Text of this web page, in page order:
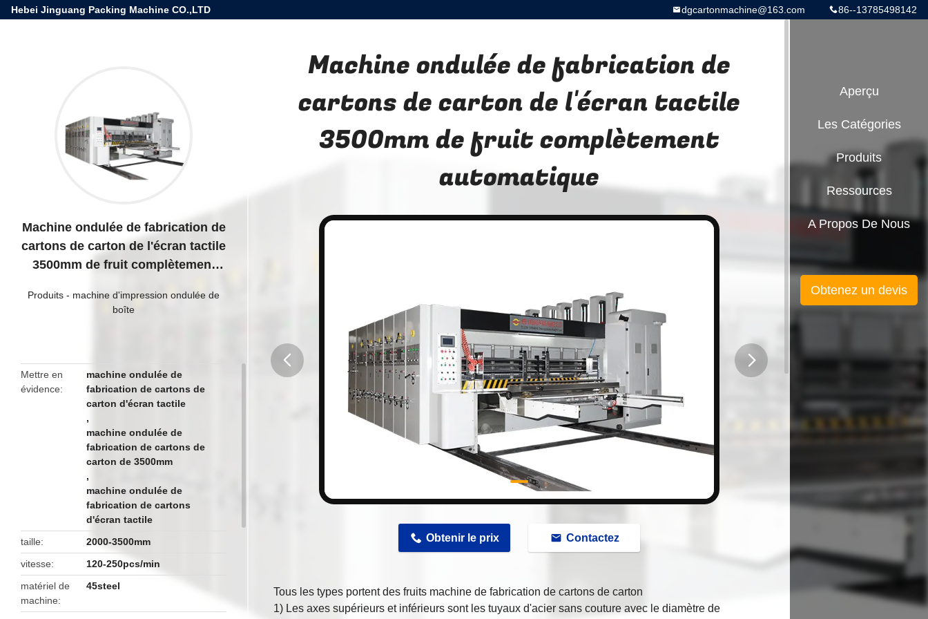
Hebei Jinguang Packing Machine CO.,LTD 86--13785498142
dgcartonmachine@163.com
Machine ondulée de fabrication de
cartons de carton de l'écran tactile
3500mm de fruit complètement
Produits - machine d'impression ondulée de
boîte
Mettre en
évidence
machine ondulée de
fabrication de cartons de
carton d'écran tactile
,
machine ondulée de
fabrication de cartons de
carton de 3500mm
,
machine ondulée de
fabrication de cartons
d'écran tactile
taille
2000-3500mm
vitesse
120-250pcs/min
matériel de
machine
45steel
Machine ondulée de fabrication de
cartons de carton de l'écran tactile
3500mm de fruit complètement
automatique
Obtenir le prix Contactez
Tous les types portent des fruits machine de fabrication de cartons de carton
1) Les axes supérieurs et inférieurs sont les tuyaux d'acier sans couture avec le diamètre de
Aperçu
Les Catégories
Produits
Ressources
A Propos De Nous
Obtenez un devis